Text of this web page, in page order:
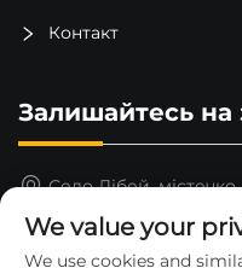
Контакт
Залишайтесь на
Село Лібей,
15325652000
We value your
We use cookies and